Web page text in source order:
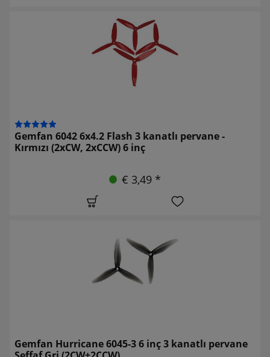
Gemfan 6042 6x4.2 Flash 3 kanatlı pervane -
Kırmızı (2xCW, 2xCCW) 6 inç
€ 3,49 *
Gemfan Hurricane 6045-3 6 inç 3 kanatlı pervane